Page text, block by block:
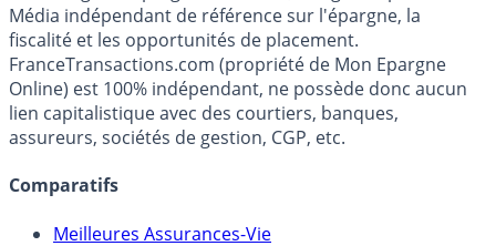
Premier guide épargne de France, en ligne depuis 2001.
Média indépendant de référence sur l'épargne, la
fiscalité et les opportunités de placement.
FranceTransactions.com (propriété de Mon Epargne
Online) est 100% indépendant, ne possède donc aucun
lien capitalistique avec des courtiers, banques,